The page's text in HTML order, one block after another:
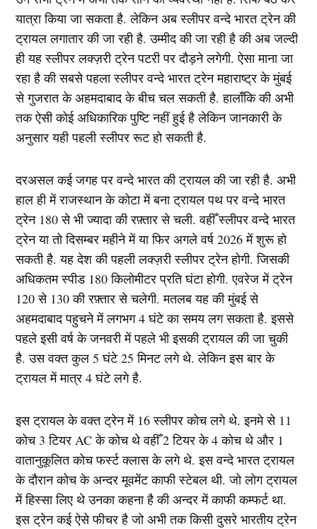
यात्रा किया जा सकता है. लेकिन अब स्लीपर वन्दे भारत ट्रेन की
ट्रायल लगातार की जा रही है. उम्मीद की जा रही है की अब जल्दी
ही यह स्लीपर लक्ज़री ट्रेन पटरी पर दौड़ने लगेगी. ऐसा माना जा
रहा है की सबसे पहला स्लीपर वन्दे भारत ट्रेन महाराष्ट्र के मुंबई
से गुजरात के अहमदाबाद के बीच चल सकती है. हालाँकि की अभी
तक ऐसी कोई अधिकारिक पुष्टि नहीं हुई है लेकिन जानकारी के
अनुसार यही पहली स्लीपर रूट हो सकती है.
दरअसल कई जगह पर वन्दे भारत की ट्रायल की जा रही है. अभी
हाल ही में राजस्थान के कोटा में बना ट्रायल पथ पर वन्दे भारत
ट्रेन 180 से भी ज्यादा की रफ़्तार से चली. वहीँ स्लीपर वन्दे भारत
ट्रेन या तो दिसम्बर महीने में या फिर अगले वर्ष 2026 में शुरू हो
सकती है. यह देश की पहली लक्ज़री स्लीपर ट्रेन होगी. जिसकी
अधिकतम स्पीड 180 किलोमीटर प्रति घंटा होगी. एवरेज में ट्रेन
120 से 130 की रफ़्तार से चलेगी. मतलब यह की मुंबई से
अहमदाबाद पहुचने में लगभग 4 घंटे का समय लग सकता है. इससे
पहले इसी वर्ष के जनवरी में पहले भी इसकी ट्रायल की जा चुकी
है. उस वक्त कुल 5 घंटे 25 मिनट लगे थे. लेकिन इस बार के
ट्रायल में मात्र 4 घंटे लगे है.
इस ट्रायल के वक्त ट्रेन में 16 स्लीपर कोच लगे थे. इनमे से 11
कोच 3 टियर AC के कोच थे वहीँ 2 टियर के 4 कोच थे और 1
वातानुकूलित कोच फर्स्ट क्लास के लगे थे. इस वन्दे भारत ट्रायल
के दौरान कोच के अन्दर मूवमेंट काफी स्टेबल थी. जो लोग ट्रायल
में हिस्सा लिए थे उनका कहना है की अन्दर में काफी कम्फर्ट था.
इस ट्रेन कई ऐसे फीचर है जो अभी तक किसी दुसरे भारतीय ट्रेन